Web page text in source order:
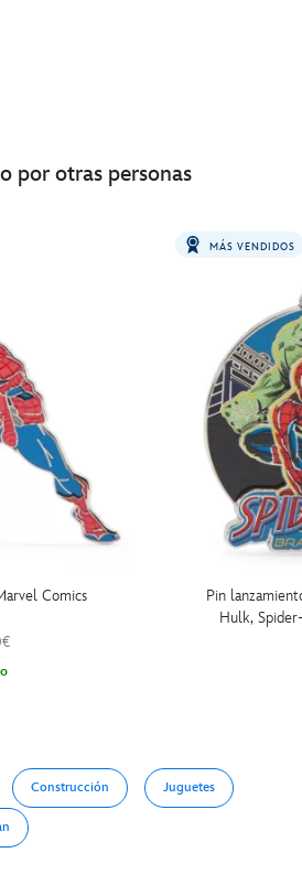
por otras personas
Comics
MÁS VENDIDOS
Pin
Hulk,
Construcción Juguetes